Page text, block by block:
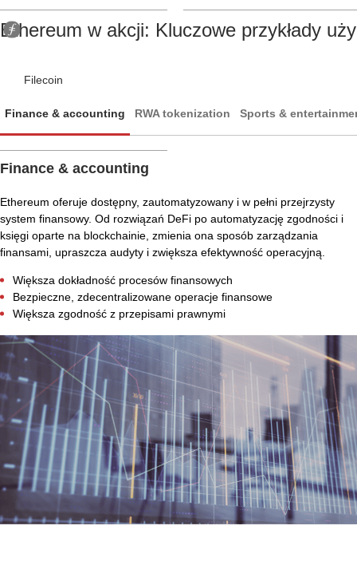
Filecoin
Ethereum w akcji: Kluczowe przykłady
Finance & accounting RWA tokenization Sports &
Finance & accounting
Ethereum oferuje dostępny, zautomatyzowany i w pełni przejrzysty
system finansowy. Od rozwiązań DeFi po automatyzację zgodności i
księgi oparte na blockchainie, zmienia ona sposób zarządzania
finansami, upraszcza audyty i zwiększa efektywność operacyjną.
Większa dokładność procesów finansowych
Bezpieczne, zdecentralizowane operacje finansowe
Większa zgodność z przepisami prawnymi